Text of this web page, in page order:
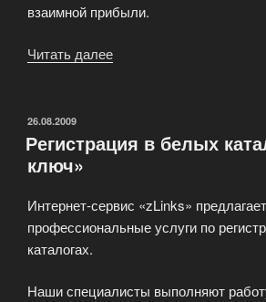
взаимной прибыли.
Читать далее
биржи
ОПУБЛИКОВАНО
26.08.2009
Регистрация в белых
ключ»
Интернет-сервис «zLinks» предлагает
профессиональные услуги по
каталогах.
Наши специалисты выполняют